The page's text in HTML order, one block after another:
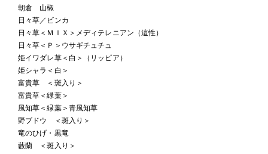
朝倉 山椒
日々草／ビンカ
日々草＜ＭＩＸ＞メディテレニアン（這性）
日々草＜Ｐ＞ウサギチュチュ
姫イワダレ草＜白＞（リッピア）
姫シャラ＜白＞
富貴草 ＜斑入り＞
富貴草＜緑葉＞
風知草＜緑葉＞青風知草
野ブドウ ＜斑入り＞
竜のひげ・黒竜
藪蘭 ＜斑入り＞